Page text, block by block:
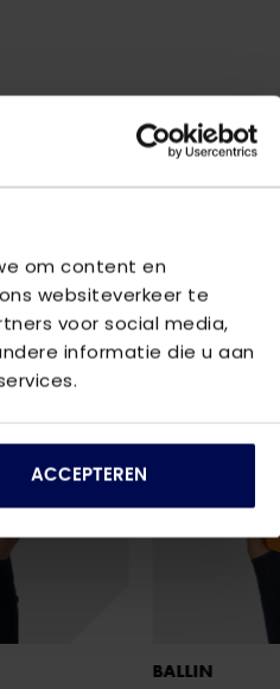
om content en
websiteverkeer te
voor social media,
informatie die u aan
ACCEPTEREN
BALLIN